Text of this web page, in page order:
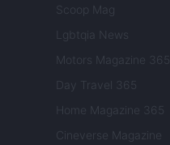
Scoop Mag
Lgbtqia News
Motors Magazine 365
Day Travel 365
Home Magazine 365
Cineverse Magazine